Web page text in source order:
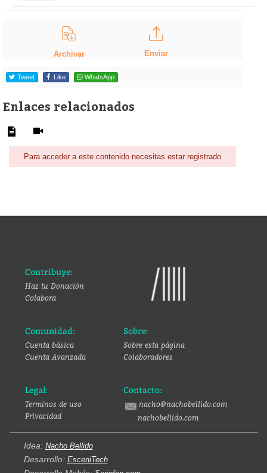
Archivar Enviar
Tweet Like WhatsApp
Enlaces relacionados
Para acceder a este contenido necesitas estar registrado
Contribuye:
Haz tu Donación
Colabora
Comunidad:
Cuenta básica
Cuenta Avanzada
Sobre:
Sobre esta página
Colaboradores
Legal:
Terminos de uso
Privacidad
Contacto:
nacho@nachobellido.com
nachobellido.com
Idea: Nacho Bellido
Desarrollo: EsceniTech